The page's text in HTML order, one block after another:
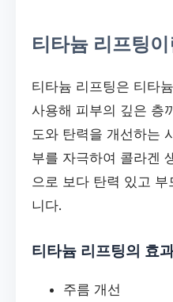
티타늄 리프팅
티타늄 리프팅은 티타
사용해 피부의 깊은 층
도와 탄력을 개선하는
부를 자극하여 콜라겐
으로 보다 탄력 있고
니다.
티타늄 리프팅의 효
주름 개선